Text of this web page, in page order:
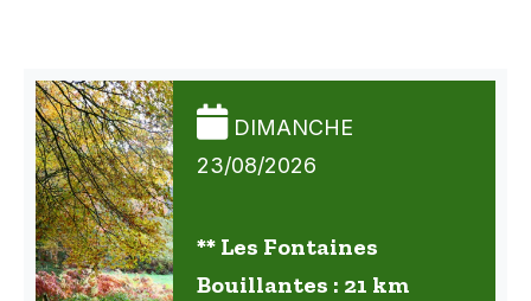
DIMANCHE
23/08/2026
** Les Fontaines
Bouillantes : 21 km